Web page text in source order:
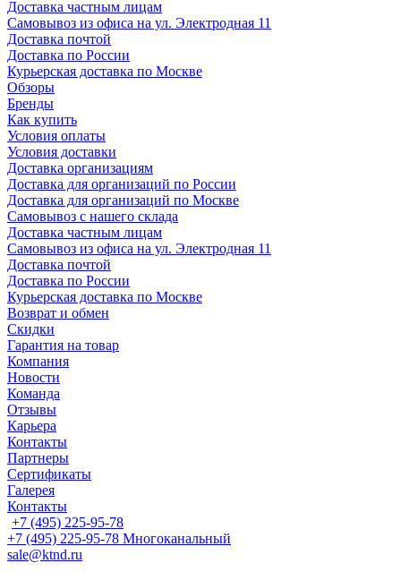
Доставка частным лицам
Самовывоз из офиса на ул. Электродная 11
Доставка почтой
Доставка по России
Курьерская доставка по Москве
Обзоры
Бренды
Как купить
Условия оплаты
Условия доставки
Доставка организациям
Доставка для организаций по России
Доставка для организаций по Москве
Самовывоз с нашего склада
Доставка частным лицам
Самовывоз из офиса на ул. Электродная 11
Доставка почтой
Доставка по России
Курьерская доставка по Москве
Возврат и обмен
Скидки
Гарантия на товар
Компания
Новости
Команда
Отзывы
Карьера
Контакты
Партнеры
Сертификаты
Галерея
Контакты
+7 (495) 225-95-78
+7 (495) 225-95-78 Многоканальный
sale@ktnd.ru